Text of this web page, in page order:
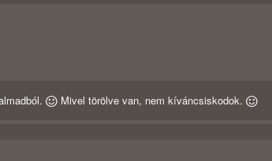
Mivel törölve van, nem kíváncsiskodok.